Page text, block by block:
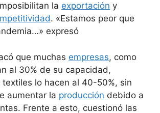
la exportación y
. «Estamos peor que
expresó
que muchas empresas, como
al 30% de su capacidad,
textiles lo hacen al 40-50%, sin
aumentar la producción debido a
Frente a esto, cuestionó las